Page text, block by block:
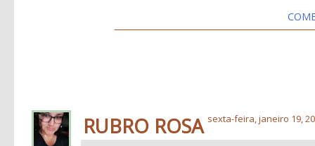
RUBRO ROSA sexta-feira, janeiro 19,